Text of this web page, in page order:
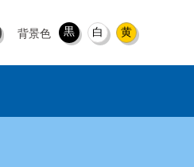
背景色 黒 白 黄